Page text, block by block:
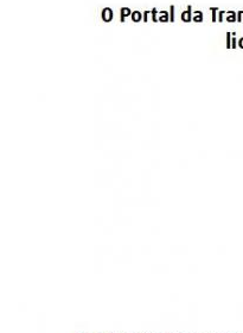
CONSULTA
CONSULTA
CONSULTA
PGDE -
DESEMPENHO
PPP - PERFIL
PROGRAMA